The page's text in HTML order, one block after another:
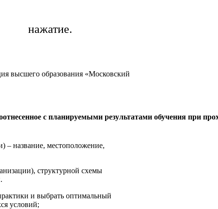
нажатие.
высшего образования «Московский
с планируемыми результатами обучения при
– название, местоположение,
структурной схемы
и выбрать оптимальный
условий;